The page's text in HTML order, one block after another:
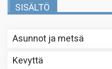
SISÄLTÖ
Asunnot ja metsä
Kevyttä